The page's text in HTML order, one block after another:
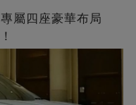
屬四座豪華布局